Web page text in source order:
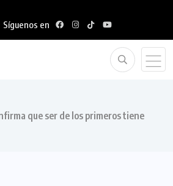
Síguenos en
que ser de los primeros tiene